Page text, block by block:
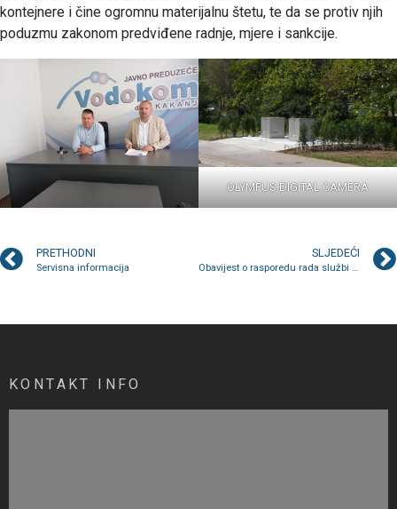
kontejnere i čine ogromnu materijalnu štetu, te da se protiv njih
poduzmu zakonom predviđene radnje, mjere i sankcije.
OLYMPUS DIGITAL CAMERA
PRETHODNI
Servisna informacija
SLJEDEĆI
Obavijest o rasporedu rada službi tokom bajramskog blagdana
KONTAKT INFO